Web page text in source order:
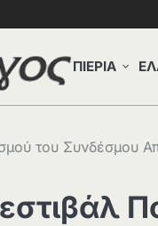
ΠΙΕΡΙΑ
του Συνδέσμου